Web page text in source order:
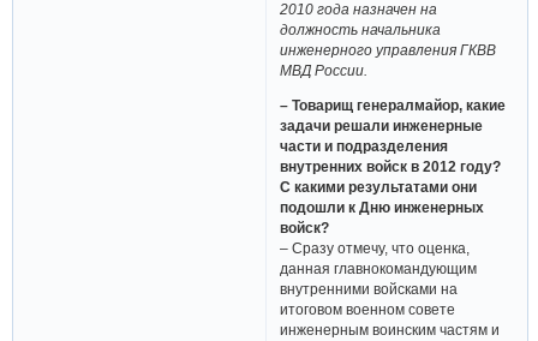
2010 года назначен на
должность начальника
инженерного управления ГКВВ
МВД России.
– Товарищ генерал­майор, какие
задачи решали инженерные
части и подразделения
внутренних войск в 2012 году?
С какими результатами они
подошли к Дню инженерных
войск?
– Сразу отмечу, что оценка,
данная главнокомандующим
внутренними войсками на
итоговом военном совете
инженерным воинским частям и